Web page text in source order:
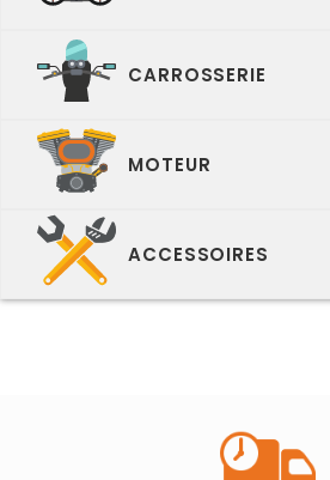
CARROSSERIE
MOTEUR
ACCESSOIRES